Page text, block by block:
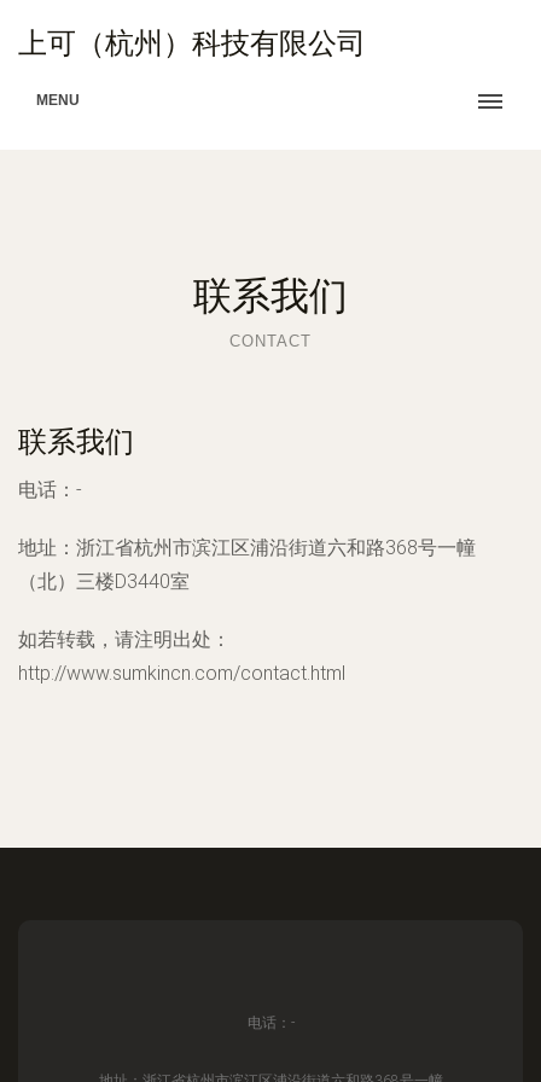
上可（杭州）科技有限公司
MENU
联系我们
CONTACT
联系我们
电话：-
地址：浙江省杭州市滨江区浦沿街道六和路368号一幢
（北）三楼D3440室
如若转载，请注明出处：
http://www.sumkincn.com/contact.html
电话：-